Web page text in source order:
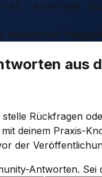
accessed
redaktionell
aus
stelle Rückfragen
deinem Praxis-
der
Antworten. Sei